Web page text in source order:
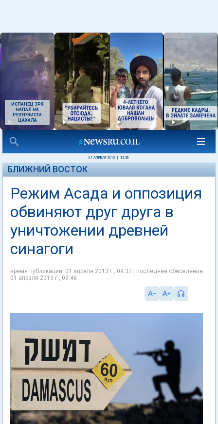
ИСПАНЕЦ ЗРЯ
НАПАЛ НА
РЕЗЕРВИСТА
ЦАХАЛА
01 АПРЕЛЯ 2013 15:50
БЛИЖНИЙ ВОСТОК
Режим Асада и оппозиция
обвиняют друг друга в
уничтожении древней
синагоги
время публикации: 01 апреля 2013 г., 09:37 | последнее обновление:
01 апреля 2013 г., 09:48